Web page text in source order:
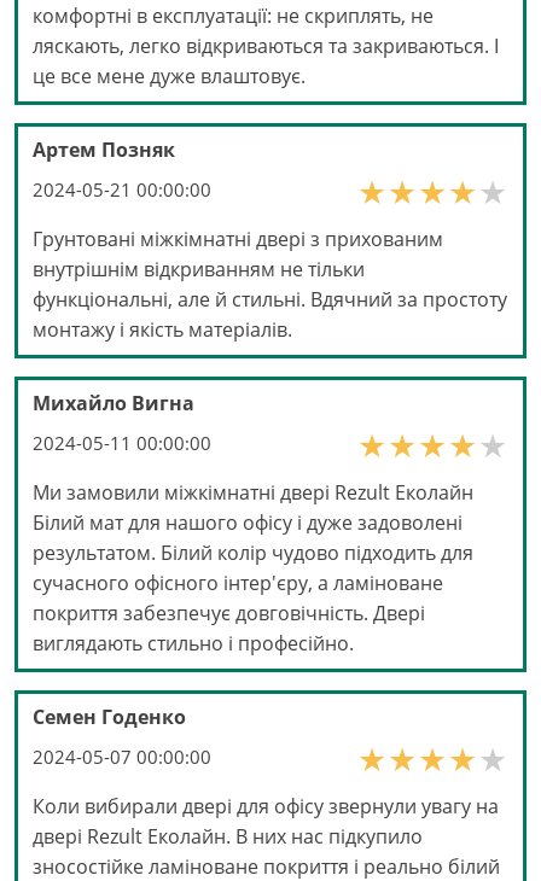
комфортні в експлуатації: не скриплять, не
ляскають, легко відкриваються та закриваються. І
це все мене дуже влаштовує.
Артем Позняк
2024-05-21 00:00:00
Грунтовані міжкімнатні двері з прихованим
внутрішнім відкриванням не тільки
функціональні, але й стильні. Вдячний за простоту
монтажу і якість матеріалів.
Михайло Вигна
2024-05-11 00:00:00
Ми замовили міжкімнатні двері Rezult Еколайн
Білий мат для нашого офісу і дуже задоволені
результатом. Білий колір чудово підходить для
сучасного офісного інтер'єру, а ламіноване
покриття забезпечує довговічність. Двері
виглядають стильно і професійно.
Семен Годенко
2024-05-07 00:00:00
Коли вибирали двері для офісу звернули увагу на
двері Rezult Еколайн. В них нас підкупило
зносостійке ламіноване покриття і реально білий